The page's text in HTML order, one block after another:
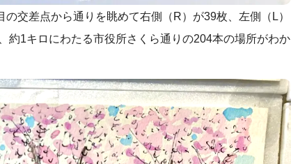
交差点から通りを眺めて右側（R）が39枚、左側（L）
約1キロにわたる市役所さくら通りの204本の場所がわか